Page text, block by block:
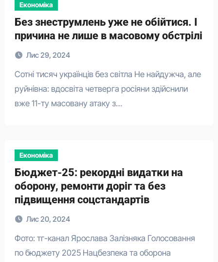
Економіка
​Без знеструмлень уже не обійтися. І
причина не лише в масовому обстрілі
Лис 29, 2024
Сотні тисяч українців без світла Не найдужча, але
руйнівна: вдосвіта четверга росіяни здійснили
вже 11-ту масовану атаку з…
Економіка
Бюджет-25: рекордні видатки на
оборону, ремонти доріг та без
підвищення соцстандартів
Лис 20, 2024
Фото: тг-канал Ярослава Залізняка Голосовання
по бюджету 2025 Нацбезпека та оборона